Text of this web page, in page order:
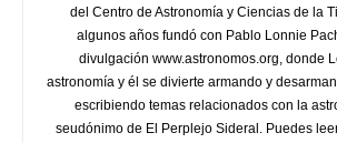
del Centro de Astronomía y Ciencias de la
algunos años fundó con Pablo Lonnie
divulgación www.astronomos.org, donde
astronomía y él se divierte armando y
escribiendo temas relacionados con la
seudónimo de El Perplejo Sideral. Puedes